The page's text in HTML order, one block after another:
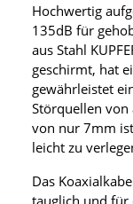
Hochwertig
135dB für
aus Stahl
geschirmt, hat
gewährleistet
Störquellen von
von nur 7mm
leicht zu
Das
tauglich und für